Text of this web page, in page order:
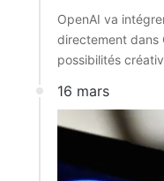
OpenAI va
directement dans
possibilités
16 mars